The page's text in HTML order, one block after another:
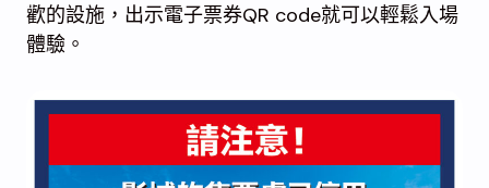
歡的設施，出示電子票券QR code就可以輕鬆入場
體驗。